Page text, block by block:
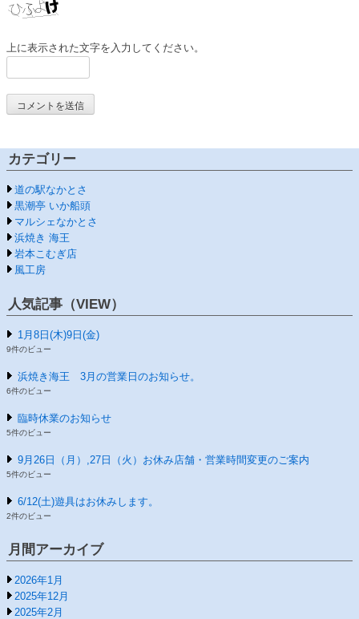
上に表示された文字を入力してください。
カテゴリー
道の駅なかとさ
黒潮亭 いか船頭
マルシェなかとさ
浜焼き 海王
岩本こむぎ店
風工房
人気記事（VIEW）
1月8日(木)9日(金)
9件のビュー
浜焼き海王 3月の営業日のお知らせ。
6件のビュー
臨時休業のお知らせ
5件のビュー
9月26日（月）,27日（火）お休み店舗・営業時間変更のご案内
5件のビュー
6/12(土)遊具はお休みします。
2件のビュー
月間アーカイブ
2026年1月
2025年12月
2025年2月